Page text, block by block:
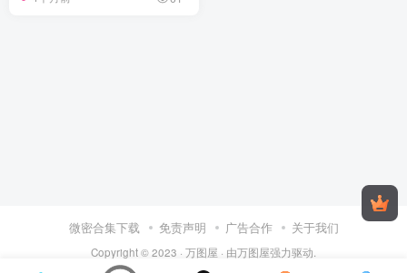
微密合集下载 免责声明 广告合作 关于我们
Copyright © 2023 · 万图屋 · 由万图屋强力驱动.